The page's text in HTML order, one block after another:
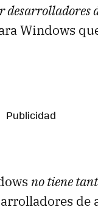
desarrolladores
Windows
no tiene
de